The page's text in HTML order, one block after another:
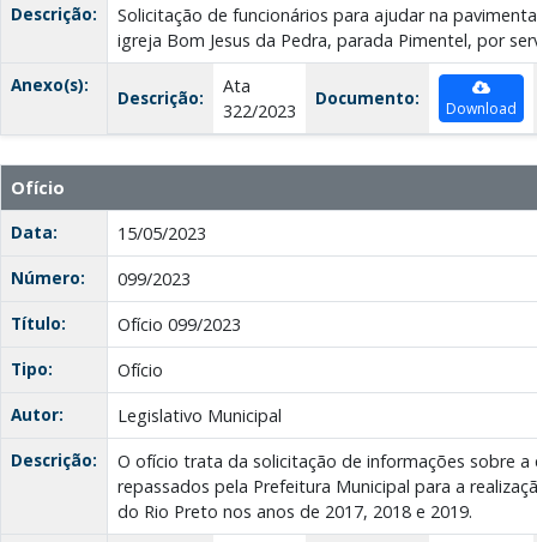
Descrição:
Solicitação de funcionários para ajudar na
igreja Bom Jesus da Pedra, parada Pimentel, por
Anexo(s):
Descrição:
Ata
322/2023
Documento: Download
Ofício
Data:
15/05/2023
Número:
099/2023
Título:
Ofício 099/2023
Tipo:
Ofício
Autor:
Legislativo Municipal
Descrição:
O ofício trata da solicitação de informações sobre a
repassados pela Prefeitura Municipal para a
do Rio Preto nos anos de 2017, 2018 e 2019.